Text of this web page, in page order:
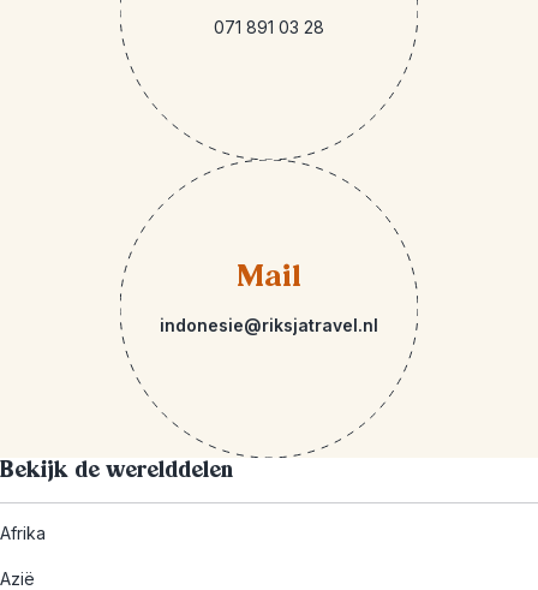
071 891 03 28
Mail
indonesie@riksjatravel.nl
Bekijk de werelddelen
Afrika
Azië